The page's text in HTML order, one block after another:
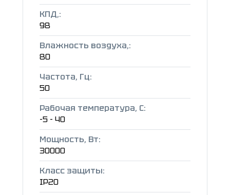
КПД,:
98
Влажность воздуха,:
80
Частота, Гц:
50
Рабочая температура, C:
-5 - 40
Мощность, Вт:
30000
Класс защиты:
IP20